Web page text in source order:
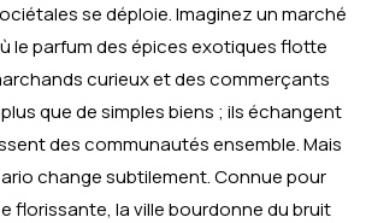
se déploie. Imaginez un marché
le parfum des épices exotiques flotte
curieux et des commerçants
que de simples biens ; ils échangent
des communautés ensemble. Mais
change subtilement. Connue pour
florissante, la ville bourdonne du bruit